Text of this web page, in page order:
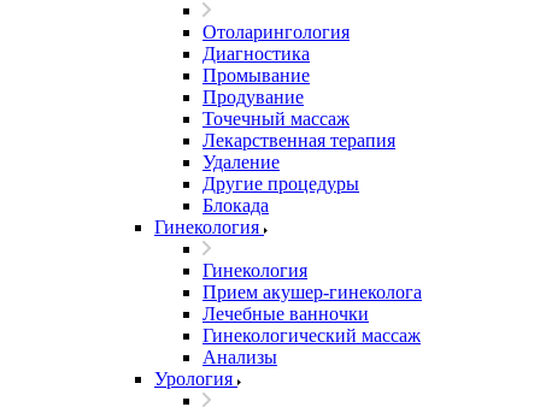
Отоларингология
Диагностика
Промывание
Продувание
Точечный массаж
Лекарственная терапия
Удаление
Другие процедуры
Блокада
Гинекология
Гинекология
Прием акушер-гинеколога
Лечебные ванночки
Гинекологический массаж
Анализы
Урология